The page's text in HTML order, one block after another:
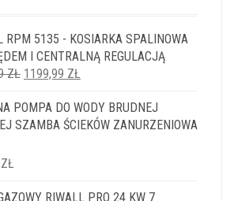
RPM 5135 - KOSIARKA SPALINOWA
I CENTRALNĄ REGULACJĄ
ZŁ PIERWOTNA
WYNOSIŁA:
1499,99 ZŁ.
1199,99 ZŁ
WYNOSI:
1199,99 ZŁ.
POMPA DO WODY BRUDNEJ
SZAMBA ŚCIEKÓW ZANURZENIOWA
ZŁ
RIWALL PRO 24 KW 7